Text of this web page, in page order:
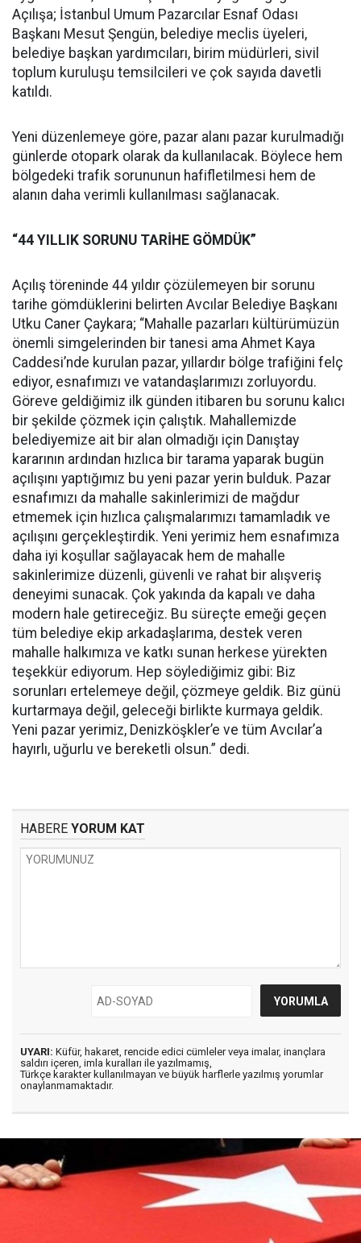
Açılışa; İstanbul Umum Pazarcılar Esnaf Odası
Başkanı Mesut Şengün, belediye meclis üyeleri,
belediye başkan yardımcıları, birim müdürleri, sivil
toplum kuruluşu temsilcileri ve çok sayıda davetli
katıldı.
Yeni düzenlemeye göre, pazar alanı pazar kurulmadığı
günlerde otopark olarak da kullanılacak. Böylece hem
bölgedeki trafik sorununun hafifletilmesi hem de
alanın daha verimli kullanılması sağlanacak.
“44 YILLIK SORUNU TARİHE GÖMDÜK”
Açılış töreninde 44 yıldır çözülemeyen bir sorunu
tarihe gömdüklerini belirten Avcılar Belediye Başkanı
Utku Caner Çaykara; “Mahalle pazarları kültürümüzün
önemli simgelerinden bir tanesi ama Ahmet Kaya
Caddesi’nde kurulan pazar, yıllardır bölge trafiğini felç
ediyor, esnafımızı ve vatandaşlarımızı zorluyordu.
Göreve geldiğimiz ilk günden itibaren bu sorunu kalıcı
bir şekilde çözmek için çalıştık. Mahallemizde
belediyemize ait bir alan olmadığı için Danıştay
kararının ardından hızlıca bir tarama yaparak bugün
açılışını yaptığımız bu yeni pazar yerin bulduk. Pazar
esnafımızı da mahalle sakinlerimizi de mağdur
etmemek için hızlıca çalışmalarımızı tamamladık ve
açılışını gerçekleştirdik. Yeni yerimiz hem esnafımıza
daha iyi koşullar sağlayacak hem de mahalle
sakinlerimize düzenli, güvenli ve rahat bir alışveriş
deneyimi sunacak. Çok yakında da kapalı ve daha
modern hale getireceğiz. Bu süreçte emeği geçen
tüm belediye ekip arkadaşlarıma, destek veren
mahalle halkımıza ve katkı sunan herkese yürekten
teşekkür ediyorum. Hep söylediğimiz gibi: Biz
sorunları ertelemeye değil, çözmeye geldik. Biz günü
kurtarmaya değil, geleceği birlikte kurmaya geldik.
Yeni pazar yerimiz, Denizköşkler’e ve tüm Avcılar’a
hayırlı, uğurlu ve bereketli olsun.” dedi.
HABERE YORUM KAT
UYARI: Küfür, hakaret, rencide edici cümleler veya imalar, inançlara
saldırı içeren, imla kuralları ile yazılmamış,
Türkçe karakter kullanılmayan ve büyük harflerle yazılmış yorumlar
onaylanmamaktadır.